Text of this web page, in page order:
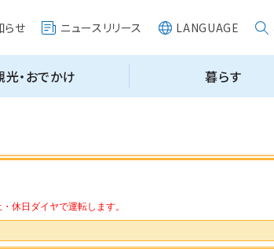
休日ダイヤで運転します。